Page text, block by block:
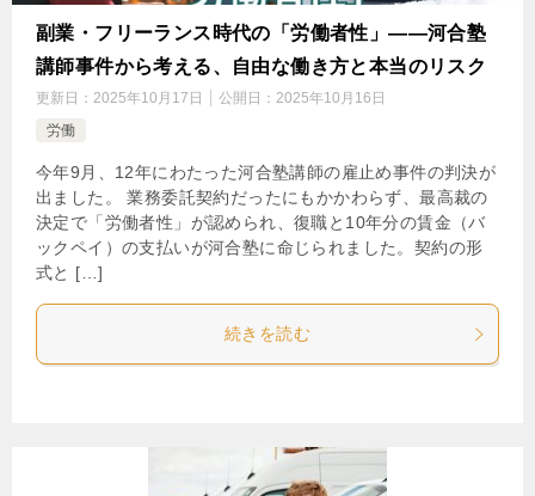
副業・フリーランス時代の「労働者性」――河合塾
講師事件から考える、自由な働き方と本当のリスク
更新日： 2025年10月17日 公開日： 2025年10月16日
労働
今年9月、12年にわたった河合塾講師の雇止め事件の判決が
出ました。 業務委託契約だったにもかかわらず、最高裁の
決定で「労働者性」が認められ、復職と10年分の賃金（バ
ックペイ）の支払いが河合塾に命じられました。契約の形
式と […]
続きを読む